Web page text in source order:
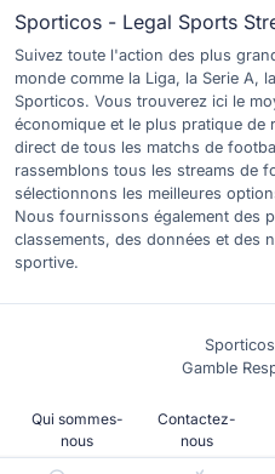
Sporticos - Legal Sports
Suivez toute l'action des plus
monde comme la Liga, la Serie A,
Sporticos. Vous trouverez ici le
économique et le plus pratique de
direct de tous les matchs de
rassemblons tous les streams de
sélectionnons les meilleures
Nous fournissons également des
classements, des données et des
sportive.
Gamble
Qui sommes-
nous
Contactez-
nous